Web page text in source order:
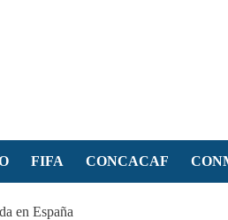
FIFA CONCACAF
en España